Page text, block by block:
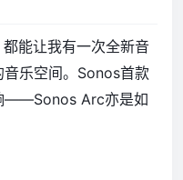
能让我有一次全新音
乐空间。Sonos首款
——Sonos Arc亦是如